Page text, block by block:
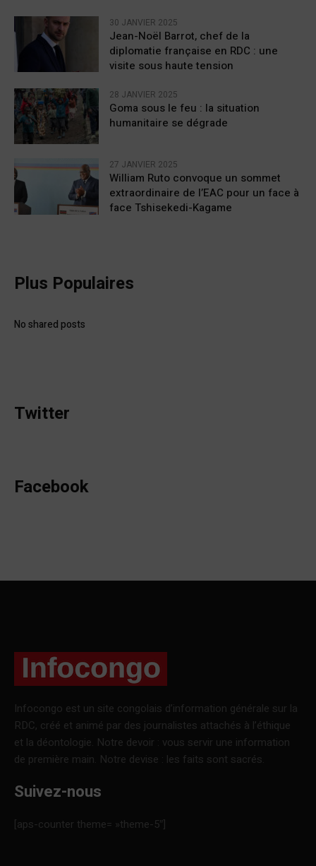
30 JANVIER 2025
Jean-Noël Barrot, chef de la
diplomatie française en RDC : une
visite sous haute tension
28 JANVIER 2025
Goma sous le feu : la situation
humanitaire se dégrade
27 JANVIER 2025
William Ruto convoque un sommet
extraordinaire de l’EAC pour un face à
face Tshisekedi-Kagame
Plus Populaires
No shared posts
Twitter
Facebook
Infocongo est un site congolais d’information générale sur la
RDC, créé et animé par des journalistes attachés à l’éthique
et la déontologie. Notre devoir : vous servir une information
de première main. Notre devise : les faits sont sacrés.
Suivez-nous
[aps-counter theme= »theme-5″]